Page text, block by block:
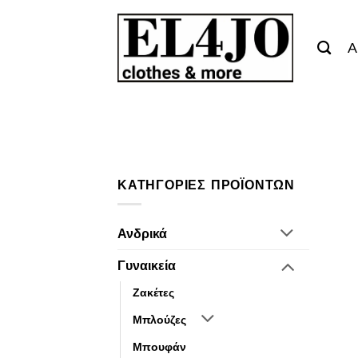
ΚΑΤΗΓΟΡΊΕΣ ΠΡΟΪΌΝΤΩΝ
Ανδρικά
Γυναικεία
Ζακέτες
Μπλούζες
Μπουφάν